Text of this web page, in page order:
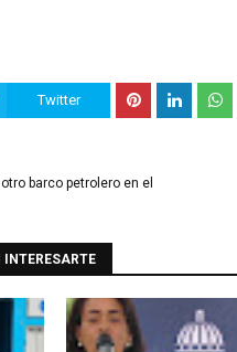
Twitter
barco petrolero en el
INTERESARTE